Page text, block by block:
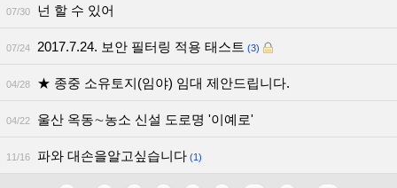
07/30 넌 할 수 있어
07/24 2017.7.24. 보안 필터링 적용 태스트 (3)
04/28 ★ 종중 소유토지(임야) 임대 제안드립니다.
04/22 울산 옥동∼농소 신설 도로명 '이예로'
11/16 파와 대손을알고싶습니다 (1)